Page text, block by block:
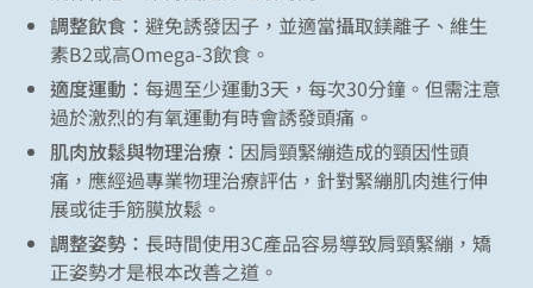
調整飲食：避免誘發因子，並適當攝取鎂離子、維生
素B2或高Omega-3飲食。
適度運動：每週至少運動3天，每次30分鐘。但需注意
過於激烈的有氧運動有時會誘發頭痛。
肌肉放鬆與物理治療： 因肩頸緊繃造成的頸因性頭
痛，應經過專業物理治療評估，針對緊繃肌肉進行伸
展或徒手筋膜放鬆。
調整姿勢： 長時間使用3C產品容易導致肩頸緊繃，矯
正姿勢才是根本改善之道。